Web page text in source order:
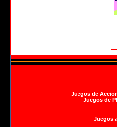
Juegos de Accion
Juegos de
Juegos